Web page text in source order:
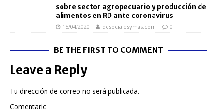
sobre sector agropecuario y producción de
alimentos en RD ante coronavirus
15/04/2020 desocialesymas.com 0
BE THE FIRST TO COMMENT
Leave a Reply
Tu dirección de correo no será publicada.
Comentario